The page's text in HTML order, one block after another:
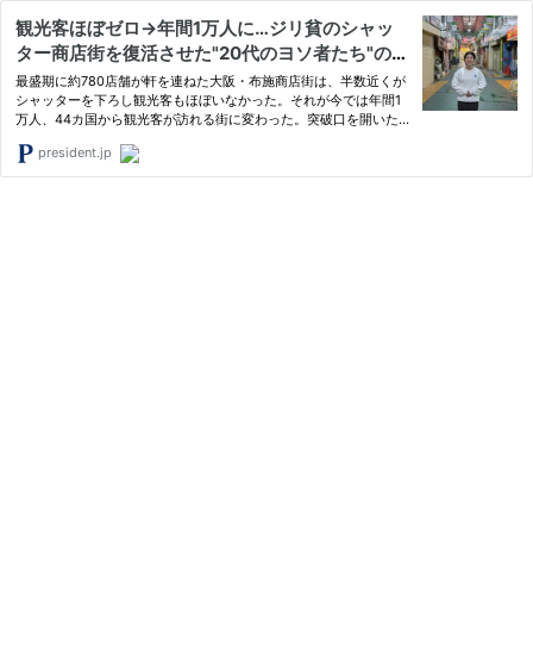
観光客ほぼゼロ→年間1万人に…ジリ貧のシャッ
ター商店街を復活させた"20代のヨソ者たち"の絶
妙アイデア
最盛期に約780店舗が軒を連ねた大阪・布施商店街は、半数近くが
シャッターを下ろし観光客もほぼいなかった。それが今では年間1
万人、44カ国から観光客が訪れる街に変わった。突破口を開いた
た。フリーライターのマーガレット安井さんが取材した――。
president.jp